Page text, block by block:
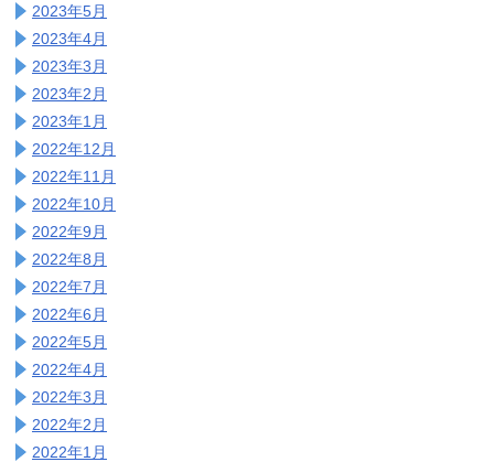
2023年5月
2023年4月
2023年3月
2023年2月
2023年1月
2022年12月
2022年11月
2022年10月
2022年9月
2022年8月
2022年7月
2022年6月
2022年5月
2022年4月
2022年3月
2022年2月
2022年1月